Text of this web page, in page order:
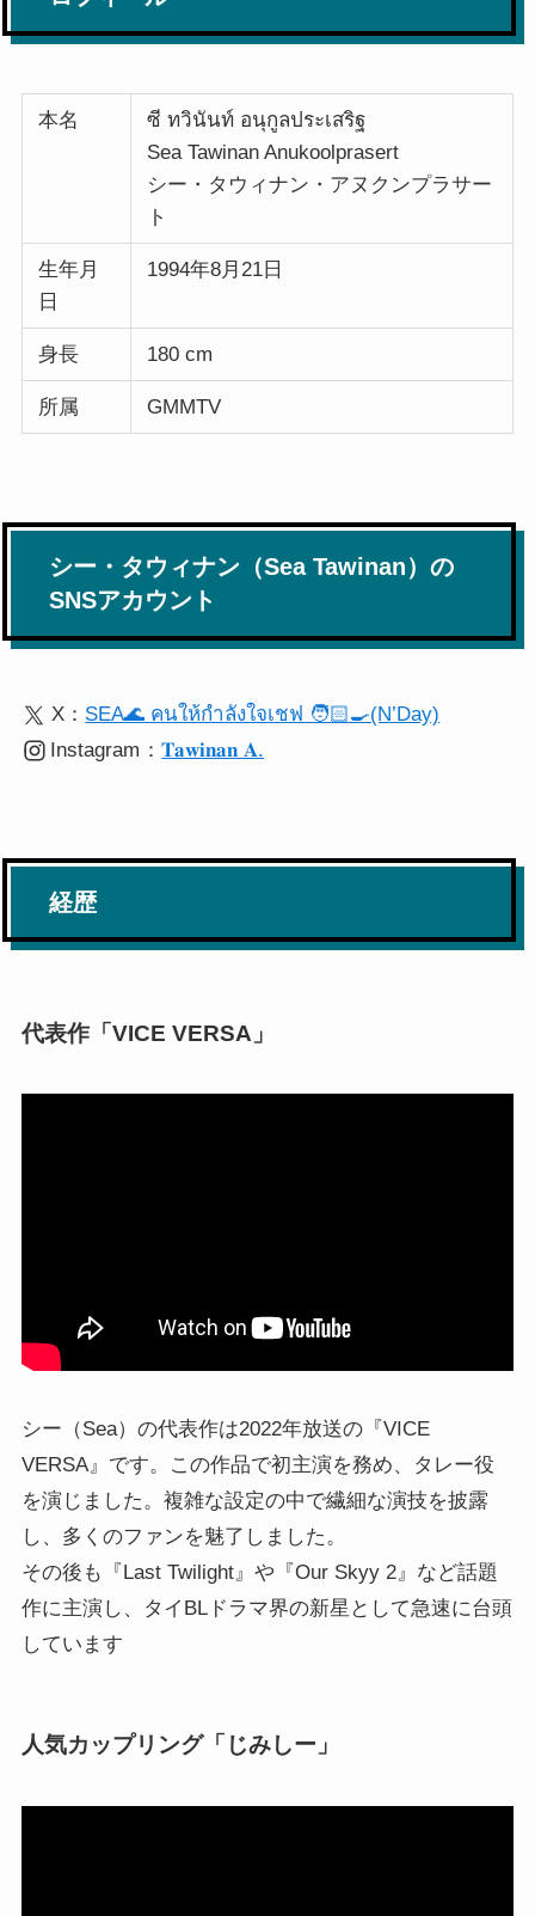
本名
ซี ทวินันท์ อนุกูลประเสริฐ
Sea Tawinan Anukoolprasert
シー・タウィナン・アヌクンプラサー
ト
生年月
日
1994年8月21日
身長 180 cm
所属 GMMTV
シー・タウィナン（Sea Tawinan）の
SNSアカウント
X： SEA🌊 คนให้กำลังใจเชฟ 🧑🏻‍🍳(N’Day)
Instagram ：𝐓𝐚𝐰𝐢𝐧𝐚𝐧 𝐀.
経歴
代表作「VICE VERSA」
シー（Sea）の代表作は2022年放送の『VICE
VERSA』です。この作品で初主演を務め、タレー役
を演じました。複雑な設定の中で繊細な演技を披露
し、多くのファンを魅了しました。
その後も『Last Twilight』や『Our Skyy 2』など話題
作に主演し、タイBLドラマ界の新星として急速に台頭
しています
人気カップリング「じみしー」